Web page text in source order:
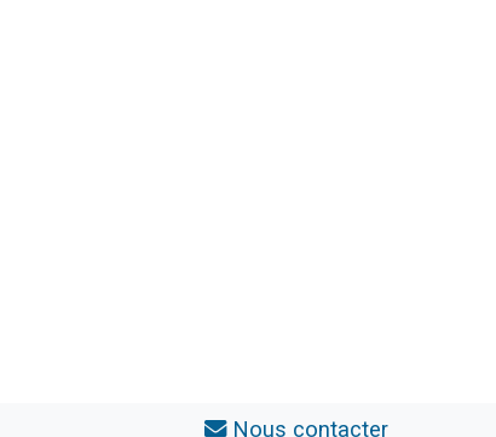
Nous contacter